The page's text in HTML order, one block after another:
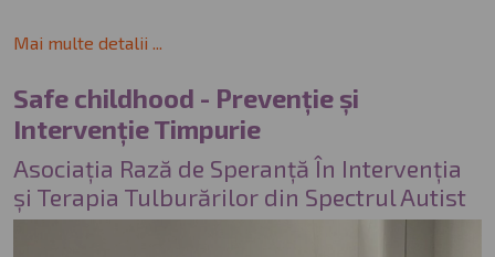
Mai multe detalii ...
Safe childhood - Prevenție și
Intervenție Timpurie
Asociația Rază de Speranță În Intervenția
și Terapia Tulburărilor din Spectrul Autist